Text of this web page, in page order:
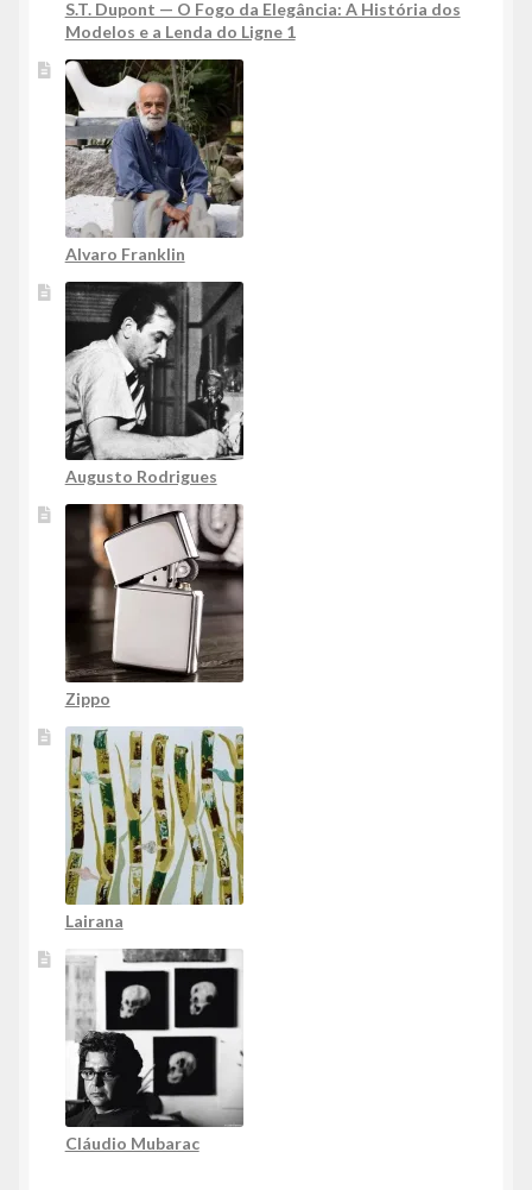
S.T. Dupont — O Fogo da Elegância: A História dos
Modelos e a Lenda do Ligne 1
Alvaro Franklin
Augusto Rodrigues
Zippo
Lairana
Cláudio Mubarac